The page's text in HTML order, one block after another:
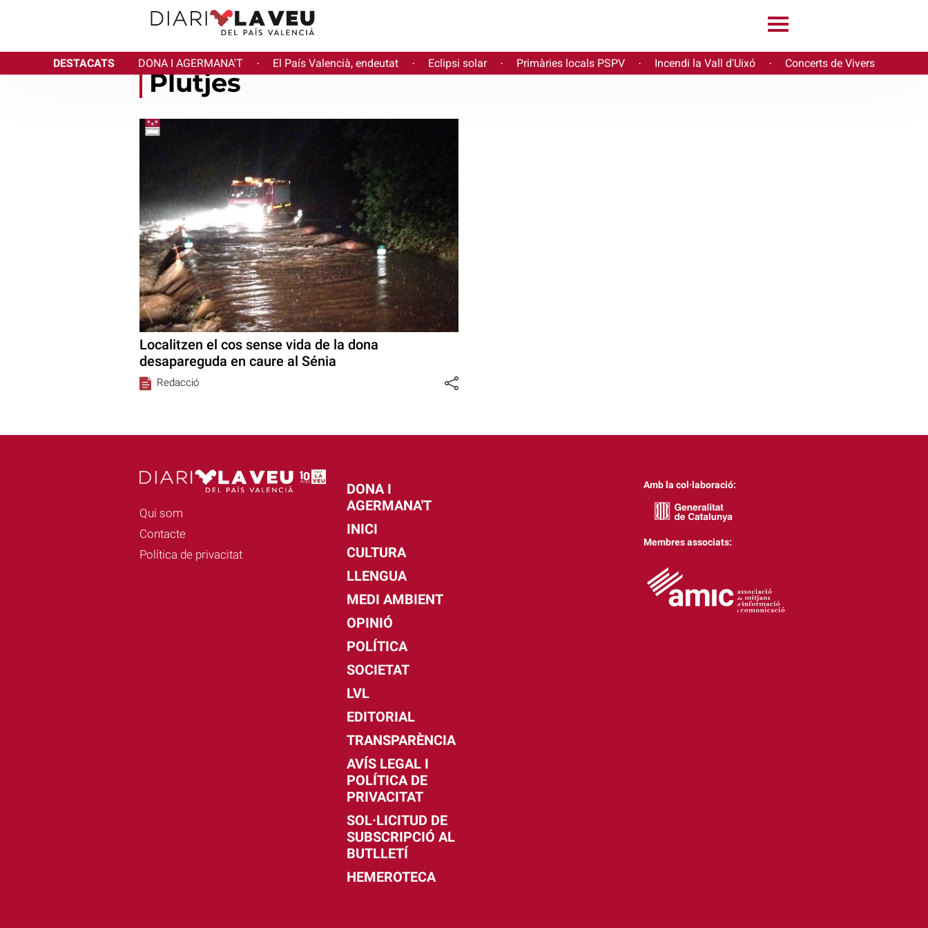
DESTACATS DONA I AGERMANA'T · El País Valencià, endeutat · Eclipsi solar · Primàries locals PSPV · Incendi la Vall d'Uixó · Concerts de Vivers
Plutjes
Localitzen el cos sense vida de la dona
desapareguda en caure al Sénia
Redacció
Qui som
Contacte
Política de privacitat
DONA I
AGERMANA'T
INICI
CULTURA
LLENGUA
MEDI AMBIENT
OPINIÓ
POLÍTICA
SOCIETAT
LVL
EDITORIAL
TRANSPARÈNCIA
AVÍS LEGAL I
POLÍTICA DE
PRIVACITAT
SOL·LICITUD DE
SUBSCRIPCIÓ AL
BUTLLETÍ
HEMEROTECA
Amb la col·laboració:
Membres associats: